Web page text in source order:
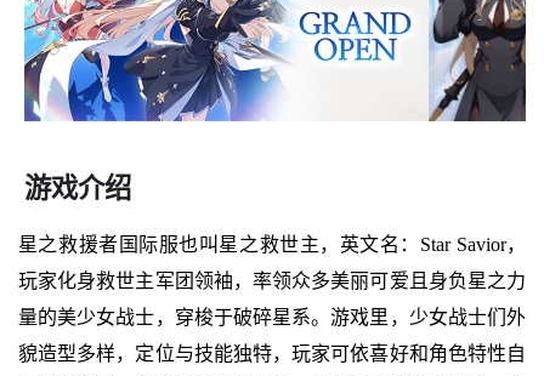
游戏介绍
星之救援者国际服也叫星之救世主，英文名：Star Savior，
玩家化身救世主军团领袖，率领众多美丽可爱且身负星之力
量的美少女战士，穿梭于破碎星系。游戏里，少女战士们外
貌造型多样，定位与技能独特，玩家可依喜好和角色特性自